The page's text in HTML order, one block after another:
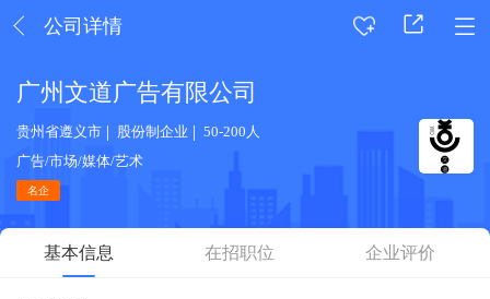
公司详情
广州文道广告有限公司
贵州省遵义市 股份制企业
50-200人
广告/市场/媒体/艺术
名企
基本信息 在招职位 企业评价